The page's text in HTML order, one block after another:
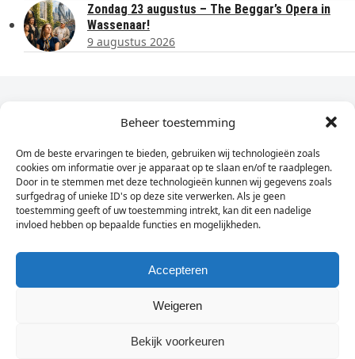
Beheer toestemming
Om de beste ervaringen te bieden, gebruiken wij technologieën zoals
cookies om informatie over je apparaat op te slaan en/of te raadplegen.
Door in te stemmen met deze technologieën kunnen wij gegevens zoals
surfgedrag of unieke ID's op deze site verwerken. Als je geen
toestemming geeft of uw toestemming intrekt, kan dit een nadelige
invloed hebben op bepaalde functies en mogelijkheden.
Accepteren
Weigeren
Bekijk voorkeuren
Zondag 23 augustus – The Beggar’s Opera in
Wassenaar!
9 augustus 2026
Dagelijks het laatste nieuws in je e-mail?
Vul
hier
je
e-
mailadres
in
Sign Up